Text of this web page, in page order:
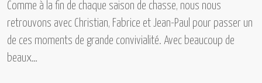
Comme à la fin de chaque saison de chasse, nous nous
retrouvons avec Christian, Fabrice et Jean-Paul pour passer un
de ces moments de grande convivialité. Avec beaucoup de
beaux…